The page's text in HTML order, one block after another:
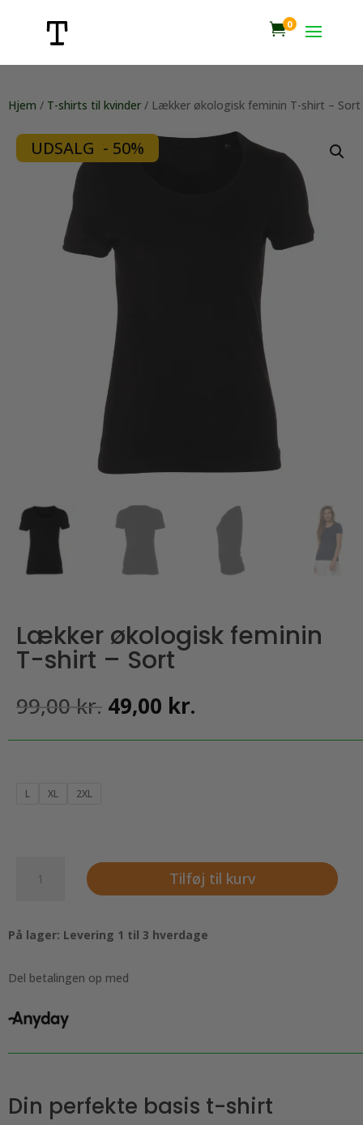
0
Hjem / T-shirts til kvinder / Lækker økologisk feminin T-shirt – Sort
UDSALG - 50%
Lækker økologisk feminin
T-shirt – Sort
99,00kr. Den
oprindelige
pris
49,00 kr.
pris
L XL 2XL
økologisk
shirt
Sort
Tilføj til kurv
På lager: Levering 1 til 3 hverdage
Del betalingen op med
Din perfekte basis t-shirt